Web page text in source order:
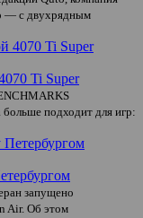
— с двухрядным
Ti Super
больше подходит для игр:
запущено
Air. Об этом